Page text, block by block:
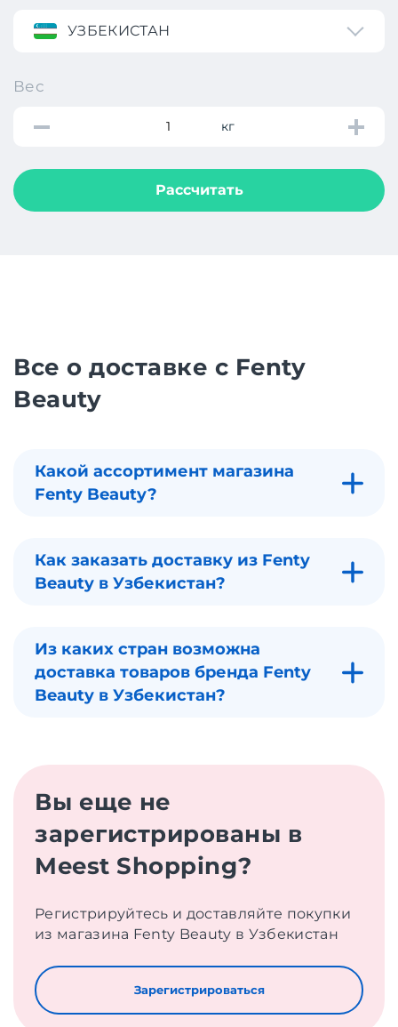
УЗБЕКИСТАН
Вес
кг
Рассчитать
Все о доставке с Fenty
Beauty
Какой ассортимент магазина
Fenty Beauty?
Как заказать доставку из Fenty
Beauty в Узбекистан?
Из каких стран возможна
доставка товаров бренда Fenty
Beauty в Узбекистан?
Вы еще не
зарегистрированы в
Meest Shopping?
Регистрируйтесь и доставляйте покупки
из магазина Fenty Beauty в Узбекистан
Зарегистрироваться